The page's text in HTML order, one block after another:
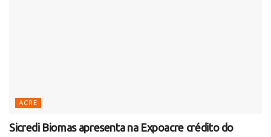
ACRE
Sicredi Biomas apresenta na Expoacre crédito do